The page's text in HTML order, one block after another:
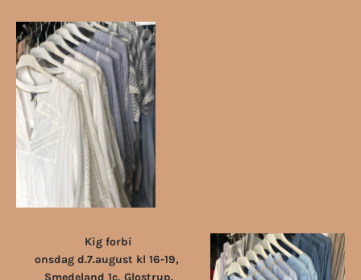
Kig forbi
onsdag d.7.august kl 16-19,
Smedeland 1c, Glostrup.